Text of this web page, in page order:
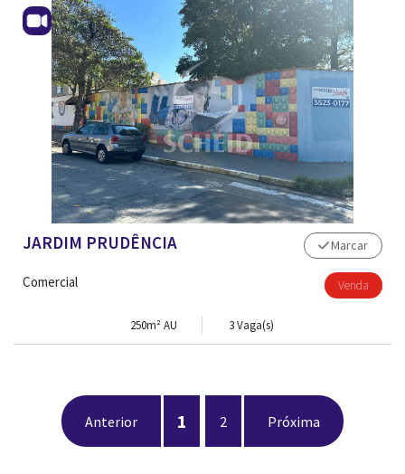
JARDIM PRUDÊNCIA
Comercial
Marcar
Venda
250m² AU 3 Vaga(s)
Anterior 1 2 Próxima